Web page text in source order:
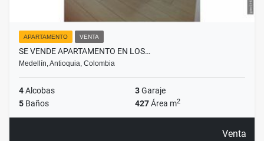
APARTAMENTO VENTA
SE VENDE APARTAMENTO EN LOS…
Medellín, Antioquia, Colombia
4Alcobas 3Garaje
5 Baños 427Área m2
Venta